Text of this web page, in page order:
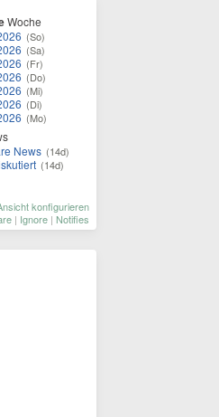
Woche
(So)
(Sa)
(Fr)
(Do)
(Mi)
(Di)
(Mo)
News (14d)
(14d)
konfigurieren
| Ignore | Notifies